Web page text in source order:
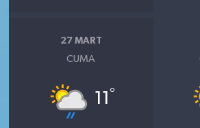
27 MART
CUMA
11 °